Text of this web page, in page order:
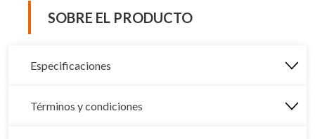
SOBRE EL PRODUCTO
Especificaciones
Términos y condiciones